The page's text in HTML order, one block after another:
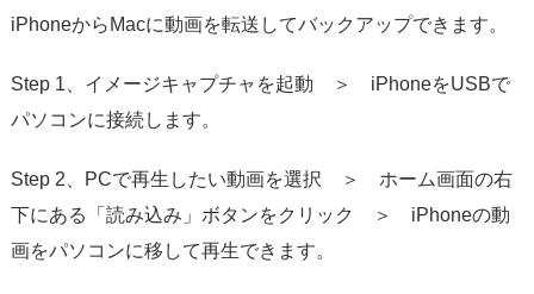
iPhoneからMacに動画を転送してバックアップできます。
Step 1、イメージキャプチャを起動 ＞ iPhoneをUSBで
パソコンに接続します。
Step 2、PCで再生したい動画を選択 ＞ ホーム画面の右
下にある「読み込み」ボタンをクリック ＞ iPhoneの動
画をパソコンに移して再生できます。